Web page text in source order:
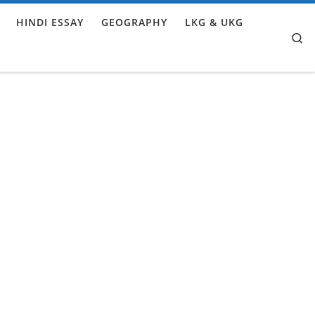
HINDI ESSAY GEOGRAPHY LKG & UKG